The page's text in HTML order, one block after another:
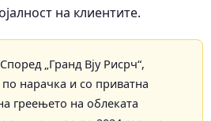
на клиентите.
Според „Гранд Вју Рисрч“,
нарачка и со приватна
греењето на облеката